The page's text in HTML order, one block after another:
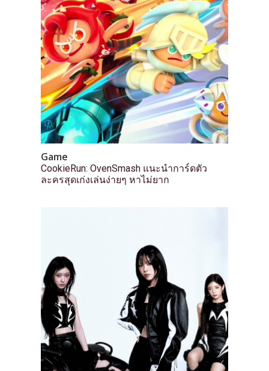
Game
CookieRun: OvenSmash แนะนำการ์ดตัว
ละครสุดเก่งเล่นง่ายๆ หาไม่ยาก